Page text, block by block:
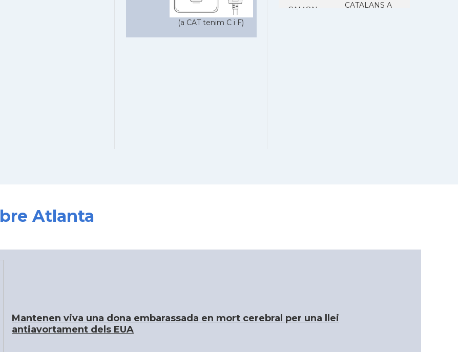
(a CAT tenim C i F)
CAMON
CATALANS A
Atlanta
Mantenen viva una dona embarassada en mort cerebral per una llei
antiavortament dels EUA